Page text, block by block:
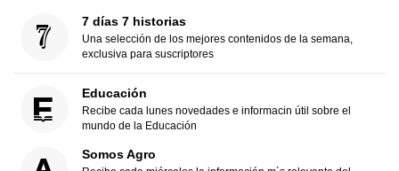
7 días 7 historias
Una selección de los mejores contenidos de la semana,
exclusiva para suscriptores
Educación
Recibe cada lunes novedades e informacin útil sobre el
mundo de la Educación
Somos Agro